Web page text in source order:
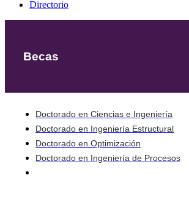
Directorio
Becas
Doctorado en Ciencias e Ingeniería
Doctorado en Ingeniería Estructural
Doctorado en Optimización
Doctorado en Ingeniería de Procesos